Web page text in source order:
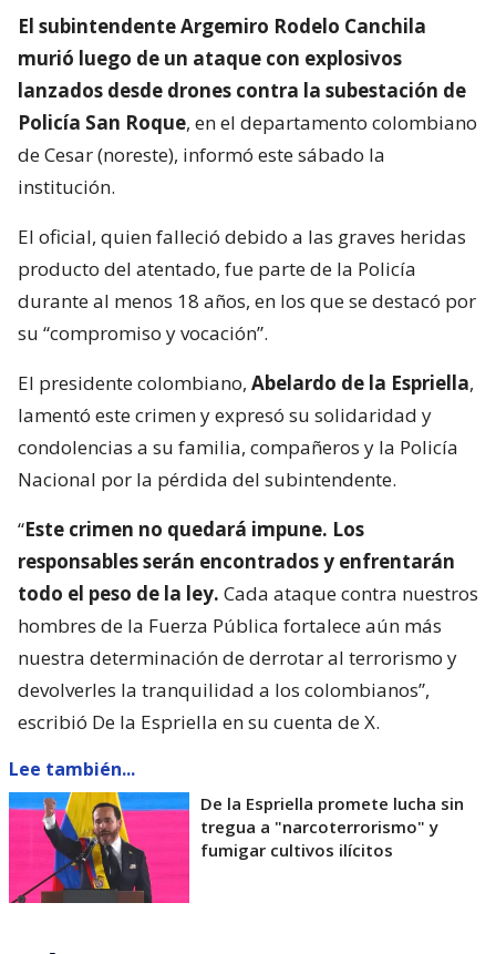
El subintendente Argemiro Rodelo Canchila
murió luego de un ataque con explosivos
lanzados desde drones contra la subestación de
Policía San Roque, en el departamento colombiano
de Cesar (noreste), informó este sábado la
institución.
El oficial, quien falleció debido a las graves heridas
producto del atentado, fue parte de la Policía
durante al menos 18 años, en los que se destacó por
su “compromiso y vocación”.
El presidente colombiano, Abelardo de la Espriella,
lamentó este crimen y expresó su solidaridad y
condolencias a su familia, compañeros y la Policía
Nacional por la pérdida del subintendente.
“Este crimen no quedará impune. Los
responsables serán encontrados y enfrentarán
todo el peso de la ley. Cada ataque contra nuestros
hombres de la Fuerza Pública fortalece aún más
nuestra determinación de derrotar al terrorismo y
devolverles la tranquilidad a los colombianos”,
escribió De la Espriella en su cuenta de X.
Lee también...
De la Espriella promete lucha sin
tregua a "narcoterrorismo" y
fumigar cultivos ilícitos